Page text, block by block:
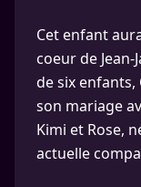
Cet enfant
coeur de
de six enfants,
son mariage
Kimi et Rose,
actuelle